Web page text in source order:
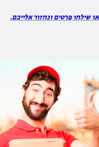
או שילחו פרטים ונחזור אלייכם.